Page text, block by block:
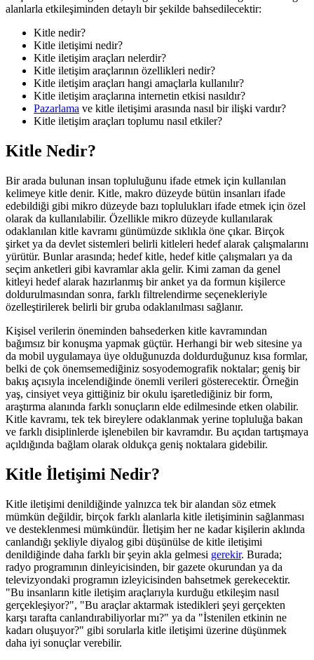
alanlarla etkileşiminden detaylı bir şekilde bahsedilecektir:
Kitle nedir?
Kitle iletişimi nedir?
Kitle iletişim araçları nelerdir?
Kitle iletişim araçlarının özellikleri nedir?
Kitle iletişim araçları hangi amaçlarla kullanılır?
Kitle iletişim araçlarına internetin etkisi nasıldır?
Pazarlama ve kitle iletişimi arasında nasıl bir ilişki vardır?
Kitle iletişim araçları toplumu nasıl etkiler?
Kitle Nedir?
Bir arada bulunan insan topluluğunu ifade etmek için kullanılan
kelimeye kitle denir. Kitle, makro düzeyde bütün insanları ifade
edebildiği gibi mikro düzeyde bazı toplulukları ifade etmek için özel
olarak da kullanılabilir. Özellikle mikro düzeyde kullanılarak
odaklanılan kitle kavramı günümüzde sıklıkla öne çıkar. Birçok
şirket ya da devlet sistemleri belirli kitleleri hedef alarak çalışmalarını
yürütür. Bunlar arasında; hedef kitle, hedef kitle çalışmaları ya da
seçim anketleri gibi kavramlar akla gelir. Kimi zaman da genel
kitleyi hedef alarak hazırlanmış bir anket ya da formun kişilerce
doldurulmasından sonra, farklı filtrelendirme seçenekleriyle
özelleştirilerek belirli bir gruba odaklanılması sağlanır.
Kişisel verilerin öneminden bahsederken kitle kavramından
bağımsız bir konuşma yapmak güçtür. Herhangi bir web sitesine ya
da mobil uygulamaya üye olduğunuzda doldurduğunuz kısa formlar,
belki de çok önemsemediğiniz sosyodemografik noktalar; geniş bir
bakış açısıyla incelendiğinde önemli verileri gösterecektir. Örneğin
yaş, cinsiyet veya gittiğiniz bir okulu işaretlediğiniz bir form,
araştırma alanında farklı sonuçların elde edilmesinde etken olabilir.
Kitle kavramı, tek tek bireylere odaklanmak yerine topluluğa bakan
ve farklı disiplinlerde işlenebilen bir kavramdır. Bu açıdan tartışmaya
açıldığında bağlam olarak oldukça geniş noktalara gidebilir.
Kitle İletişimi Nedir?
Kitle iletişimi denildiğinde yalnızca tek bir alandan söz etmek
mümkün değildir, birçok farklı alanlarla kitle iletişiminin sağlanması
ve desteklenmesi mümkündür. İletişim her ne kadar kişilerin aklında
canlandığı şekliyle diyalog gibi düşünülse de kitle iletişimi
denildiğinde daha farklı bir şeyin akla gelmesi gerekir. Burada;
radyo programının dinleyicisinden, bir gazete okurundan ya da
televizyondaki programın izleyicisinden bahsetmek gerekecektir.
"Bu insanların kitle iletişim araçlarıyla kurduğu etkileşim nasıl
gerçekleşiyor?", "Bu araçlar aktarmak istedikleri şeyi gerçekten
karşı tarafta canlandırabiliyorlar mı?" ya da "İstenilen etkinin ne
kadarı oluşuyor?" gibi sorularla kitle iletişimi üzerine düşünmek
daha iyi sonuçlar verebilir.